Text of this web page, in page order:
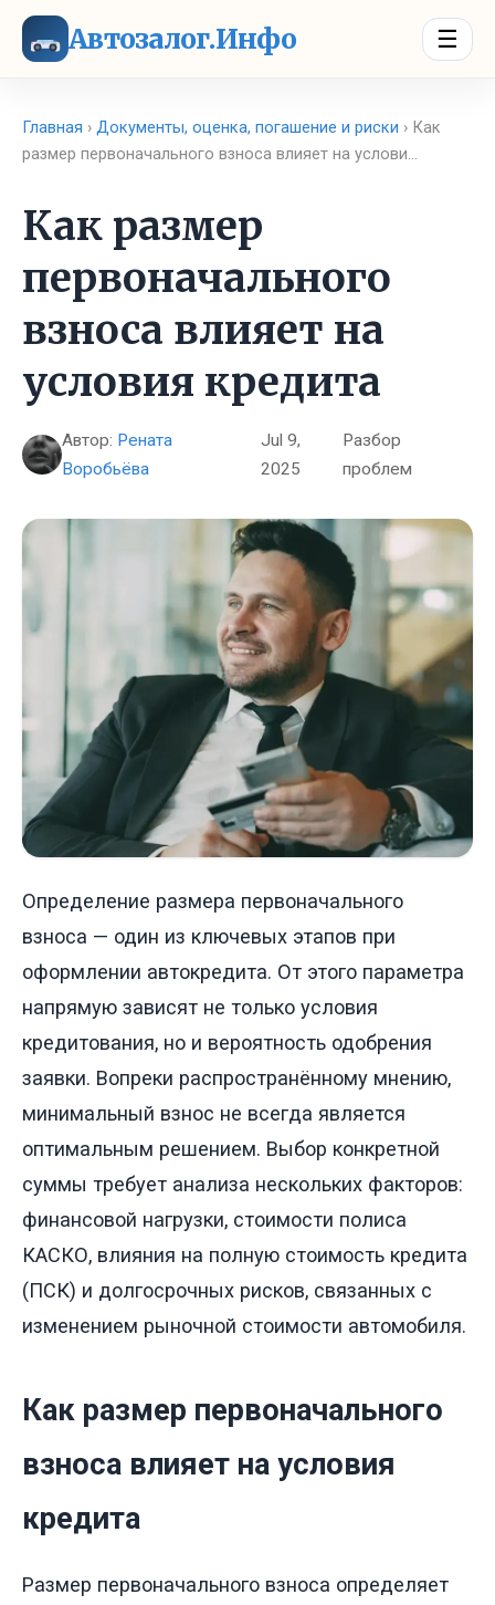
Автозалог.Инфо ☰
Главная › Документы, оценка, погашение и риски › Как
размер первоначального взноса влияет на услови…
Как размер
первоначального
взноса влияет на
условия кредита
Автор: Рената
Воробьёва
Jul 9,
2025
Разбор
проблем
Определение размера первоначального
взноса — один из ключевых этапов при
оформлении автокредита. От этого параметра
напрямую зависят не только условия
кредитования, но и вероятность одобрения
заявки. Вопреки распространённому мнению,
минимальный взнос не всегда является
оптимальным решением. Выбор конкретной
суммы требует анализа нескольких факторов:
финансовой нагрузки, стоимости полиса
КАСКО, влияния на полную стоимость кредита
(ПСК) и долгосрочных рисков, связанных с
изменением рыночной стоимости автомобиля.
Как размер первоначального
взноса влияет на условия
кредита
Размер первоначального взноса определяет